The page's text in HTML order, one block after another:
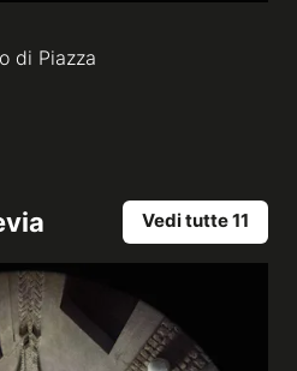
di Piazza
Vedi tutte 11